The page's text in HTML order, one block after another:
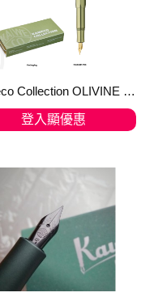
Kaweco Collection OLIVINE Green 限量鋼筆 F Nib
登入顯優惠